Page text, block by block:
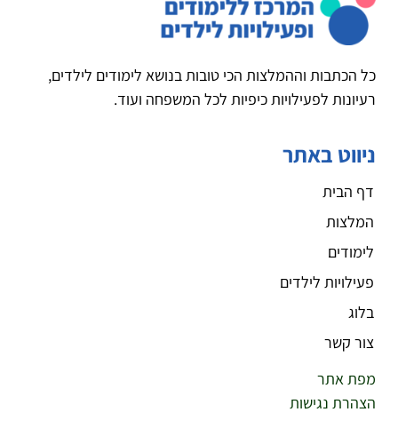
כל הכתבות וההמלצות הכי טובות בנושא לימודים לילדים,
רעיונות לפעילויות כיפיות לכל המשפחה ועוד.
ניווט באתר
דף הבית
המלצות
לימודים
פעילויות לילדים
בלוג
צור קשר
מפת אתר
הצהרת נגישות